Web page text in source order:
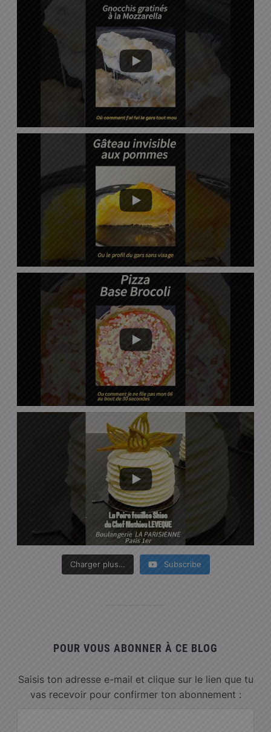
Charger plus… Subscribe
POUR VOUS ABONNER À CE BLOG
Saisis ton adresse e-mail et clique sur le lien que tu
vas recevoir pour confirmer ton abonnement :